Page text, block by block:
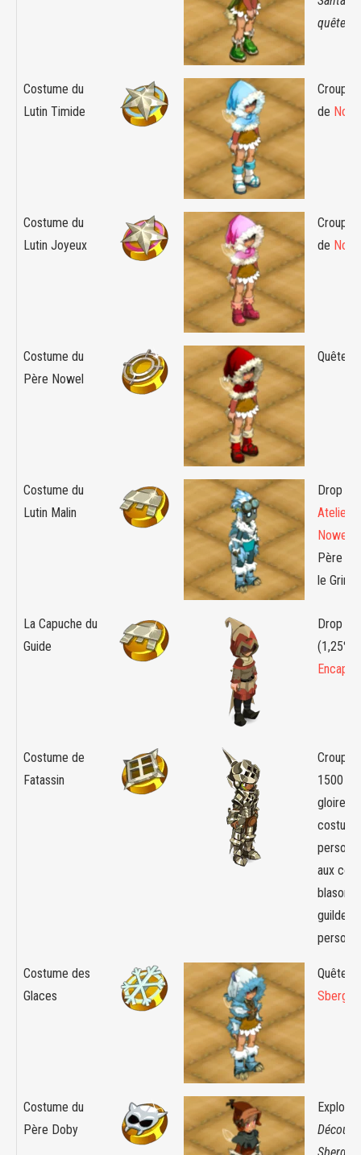
quête
Costume du
Lutin Timide
de
Costume du
Lutin Joyeux
de
Costume du
Père Nowel
Quête :
Costume du
Lutin Malin
Drop :
Atelier
Nowel
Père
le Grinch
La Capuche du
Guide
Drop :
(1,25%)
Costume de
Fatassin
1500
gloire.
aux
blason
guilde
Costume des
Glaces
Quête :
Sberg
Costume du
Père Doby
Exploit :
Sberg -